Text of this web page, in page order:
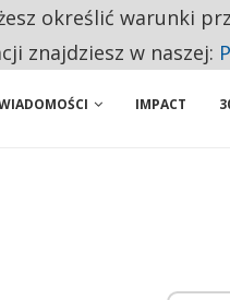
NA
IMPACT
określić warunki
znajdziesz w naszej: